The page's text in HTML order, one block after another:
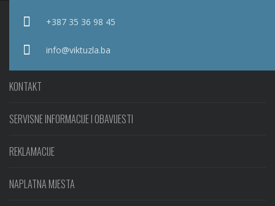
+387 35 36 98 45
info@viktuzla.ba
KONTAKT
SERVISNE INFORMACIJE I OBAVIJESTI
REKLAMACIJE
NAPLATNA MJESTA